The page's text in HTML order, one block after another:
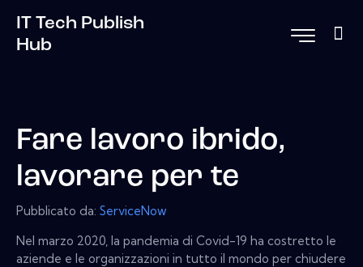
IT Tech Publish
Hub
Fare lavoro ibrido,
lavorare per te
Pubblicato da: ServiceNow
Nel marzo 2020, la pandemia di Covid-19 ha costretto le
aziende e le organizzazioni in tutto il mondo per chiudere